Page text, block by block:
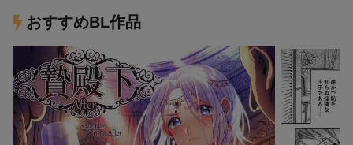
おすすめBL作品